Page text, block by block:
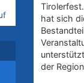
hat sich
der